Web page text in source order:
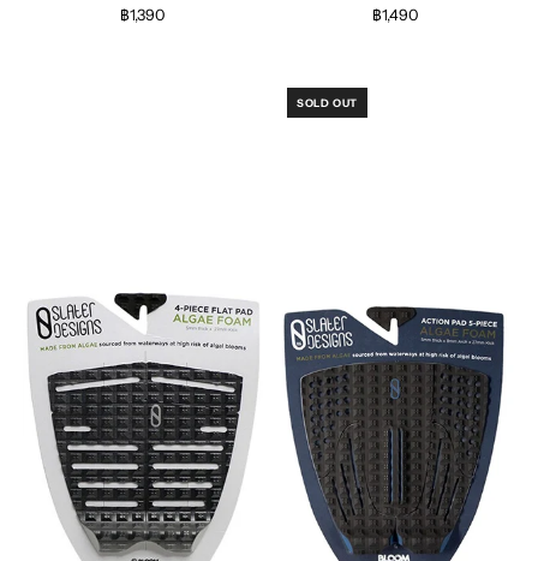
฿1,390
฿1,490
SOLD OUT